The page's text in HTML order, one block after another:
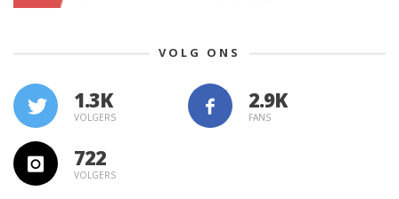
VOLG ONS
1.3K
VOLGERS FANS
722
VOLGERS